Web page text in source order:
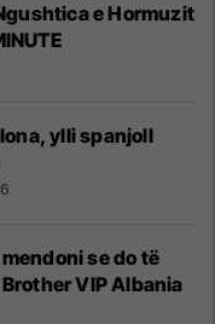
e Hormuzit
ylli spanjoll
se do të
VIP Albania